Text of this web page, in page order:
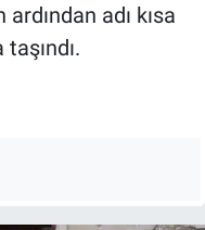
adı kısa